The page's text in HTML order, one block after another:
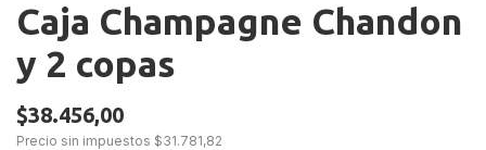
Caja Champagne Chandon
y 2 copas
$38.456,00
Precio sin impuestos $31.781,82